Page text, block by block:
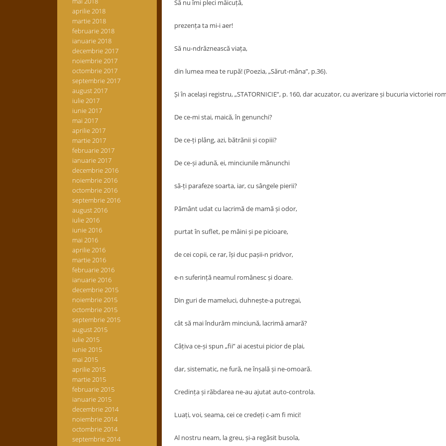
aprilie 2018
martie 2018
februarie 2018
ianuarie 2018
decembrie 2017
noiembrie 2017
octombrie 2017
septembrie 2017
august 2017
iulie 2017
iunie 2017
mai 2017
aprilie 2017
martie 2017
februarie 2017
ianuarie 2017
decembrie 2016
noiembrie 2016
octombrie 2016
septembrie 2016
august 2016
iulie 2016
iunie 2016
mai 2016
aprilie 2016
martie 2016
februarie 2016
ianuarie 2016
decembrie 2015
noiembrie 2015
octombrie 2015
septembrie 2015
august 2015
iulie 2015
iunie 2015
mai 2015
aprilie 2015
martie 2015
februarie 2015
ianuarie 2015
decembrie 2014
noiembrie 2014
octombrie 2014
septembrie 2014
Să nu îmi pleci măicuță,
prezența ta mi-i aer!
Să nu-ndrăznească viața,
din lumea mea te rupă! (Poezia, „Sărut-mâna”, p.36).
Și în același registru, „STATORNICIE”, p. 160, dar acuzator, cu averizare și bucuria victoriei
De ce-mi stai, maică, în genunchi?
De ce-ți plâng, azi, bătrănii și copiii?
De ce-și adună, ei, minciunile mănunchi
să-ți parafeze soarta, iar, cu sângele pierii?
Pământ udat cu lacrimă de mamă și odor,
purtat în suflet, pe mâini și pe picioare,
de cei copii, ce rar, își duc pașii-n pridvor,
e-n suferință neamul românesc și doare.
Din guri de mameluci, duhnește-a putregai,
cât să mai îndurăm minciună, lacrimă amară?
Câțiva ce-și spun „fii” ai acestui picior de plai,
dar, sistematic, ne fură, ne înșală și ne-omoară.
Credința și răbdarea ne-au ajutat auto-controla.
Luați, voi, seama, cei ce credeți c-am fi mici!
Al nostru neam, la greu, și-a regăsit busola,